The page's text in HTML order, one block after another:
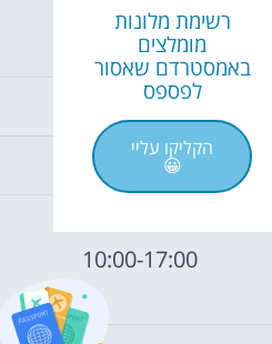
10:00-17:00
רשימת מלונות
מומלצים
באמסטרדם שאסור
לפספס
הקליקו עליי
😀